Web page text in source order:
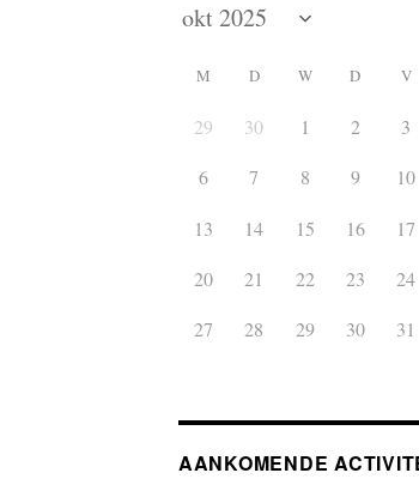
M D W D V
29 30 1 2 3
6 7 8 9 10
13 14 15 16 17
20 21 22 23 24
27 28 29 30 31
AANKOMENDE